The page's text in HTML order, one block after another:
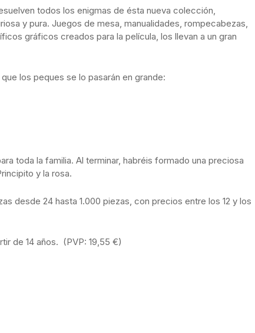
todos los enigmas de ésta nueva colección,
y pura. Juegos de mesa, manualidades, rompecabezas,
gráficos creados para la película, los llevan a un gran
los peques se lo pasarán en grande:
toda la familia. Al terminar, habréis formado una preciosa
y la rosa.
desde 24 hasta 1.000 piezas, con precios entre los 12 y los
de 14 años. (PVP: 19,55 €)